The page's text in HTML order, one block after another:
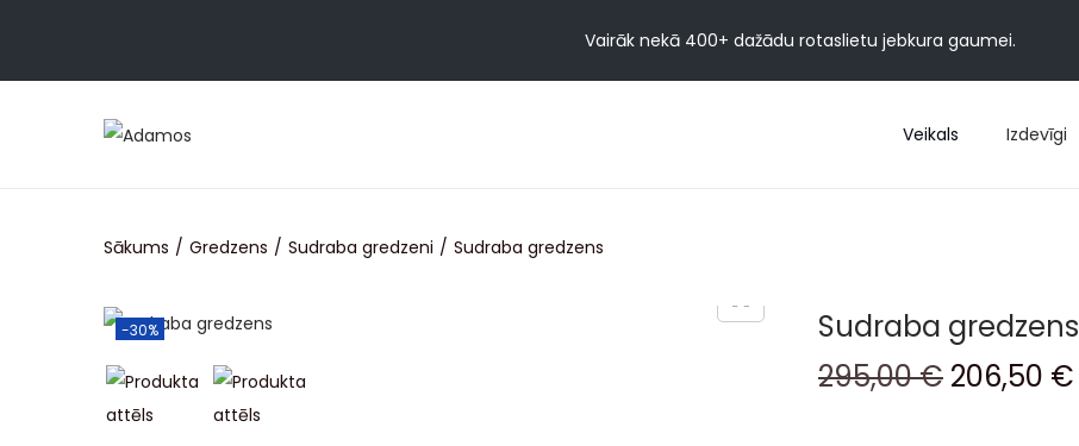
Vairāk nekā 400+ dažādu rotaslietu jebkura gaumei.
Veikals Izdevīgi
Sākums / Gredzens / Sudraba gredzeni / Sudraba gredzens
-30%
Sudraba gredzens
295,00€ 206,50 €